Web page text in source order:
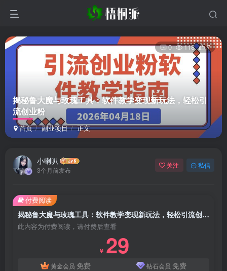
揭秘鲁大魔与玫瑰工具：软件教学变现新玩法，轻松引
流创业粉
首页 副业项目 正文
0 118 7
小喇叭
3个月前发布
关注 私信
揭秘鲁大魔与玫瑰工具：软件教学变现新玩法，轻松引流创业粉
此内容为付费阅读，请付费后查看
￥ 29
黄金会员 免费 钻石会员 免费
付费阅读